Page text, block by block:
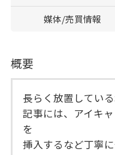
媒体/売買情報
概要
長らく放置している
記事には、アイキ
を
挿入するなど丁寧に